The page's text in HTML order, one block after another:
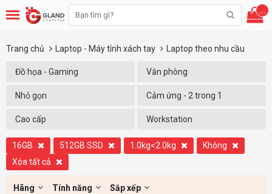
...
Trang chủ Laptop - Máy tính xách tay Laptop theo nhu cầu
Đồ họa - Gaming Văn phòng
Nhỏ gọn Cảm ứng - 2 trong 1
Cao cấp Workstation
16GB 512GB SSD 1.0kg<2.0kg
Không
Xóa tất cả
Hãng Tính năng Sắp xếp